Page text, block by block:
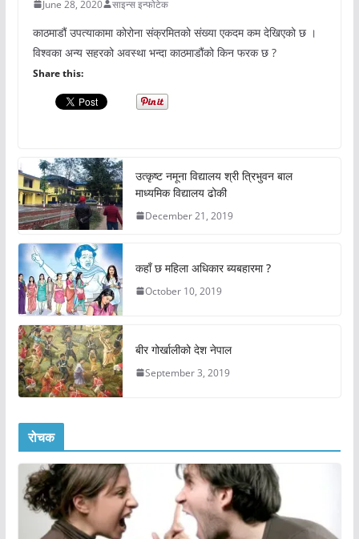
June 28, 2020 साइन्स इन्फोटेक
काठमाडौं उपत्याकामा कोरोना संक्रमितको संख्या एकदम कम देखिएको छ ।
विश्वका अन्य सहरको अवस्था भन्दा काठमाडौंको किन फरक छ ?
Share this:
उत्कृष्ट नमूना विद्यालय श्री त्रिभुवन बाल
माध्यमिक विद्यालय ढोकी
December 21, 2019
कहाँ छ महिला अधिकार ब्यबहारमा ?
October 10, 2019
बीर गोर्खालीको देश नेपाल
September 3, 2019
रोचक